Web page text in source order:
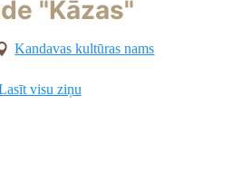
"Kāzas"
Kandavas kultūras nams
visu ziņu